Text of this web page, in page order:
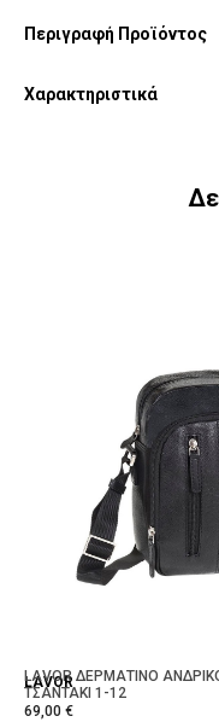
Περιγραφή Προϊόντος
Χαρακτηριστικά
LAVOR
LAVOR ΔΕΡΜΑΤΙΝΟ
ΤΣΑΝΤΑΚΙ 1-12
69,00 €